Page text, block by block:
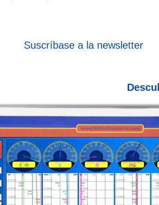
Suscríbase a la newsletter